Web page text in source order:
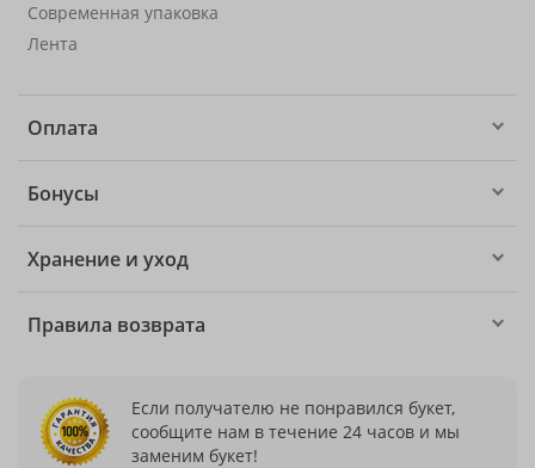
Современная упаковка
Лента
Оплата
Бонусы
Хранение и уход
Правила возврата
Если получателю не понравился букет,
сообщите нам в течение 24 часов и мы
заменим букет!